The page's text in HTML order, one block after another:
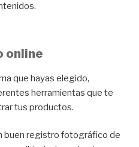
online
que hayas elegido,
herramientas que te
tus productos.
buen registro fotográfico de